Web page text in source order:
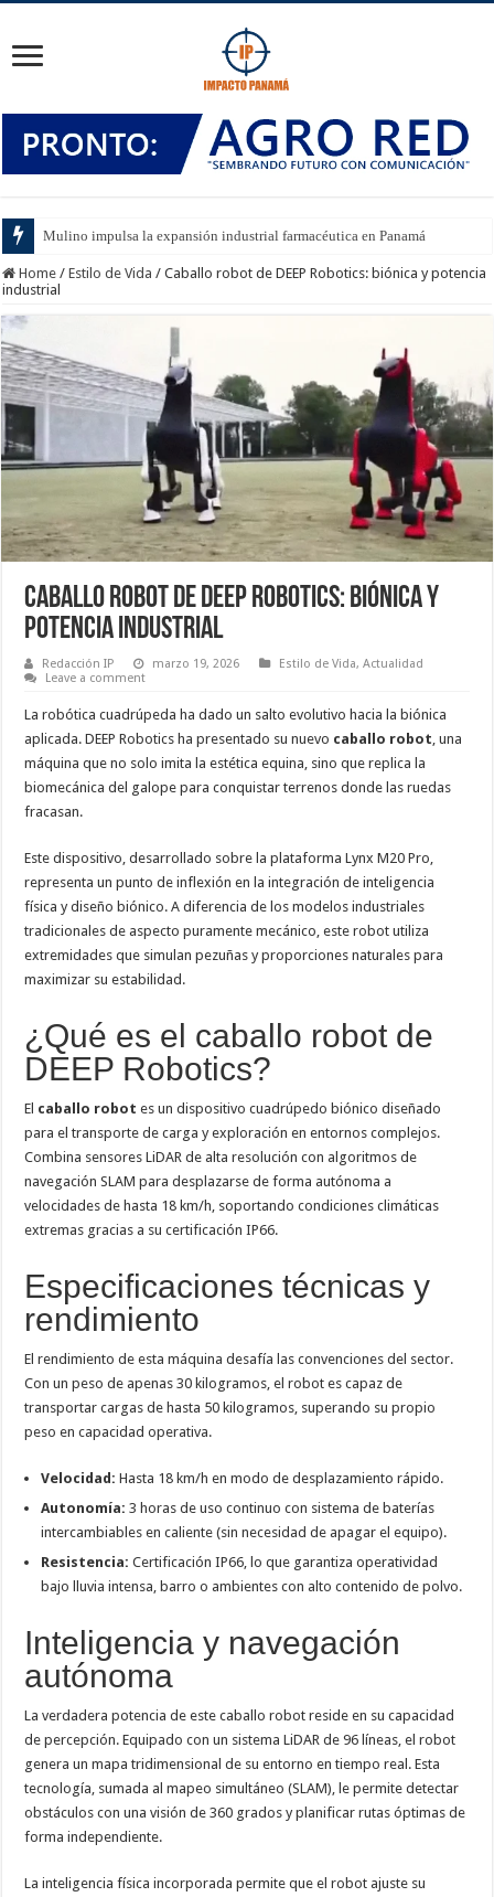
Mulino impulsa la expansión industrial farmacéutica en Panamá
Home / Estilo de Vida / Caballo robot de DEEP Robotics: biónica y potencia
industrial
Caballo robot de DEEP Robotics: biónica y
potencia industrial
Redacción IP marzo 19, 2026 Estilo de Vida,Actualidad
Leave a comment
La robótica cuadrúpeda ha dado un salto evolutivo hacia la biónica
aplicada. DEEP Robotics ha presentado su nuevo caballo robot , una
máquina que no solo imita la estética equina, sino que replica la
biomecánica del galope para conquistar terrenos donde las ruedas
fracasan.
Este dispositivo, desarrollado sobre la plataforma Lynx M20 Pro,
representa un punto de inflexión en la integración de inteligencia
física y diseño biónico. A diferencia de los modelos industriales
tradicionales de aspecto puramente mecánico, este robot utiliza
extremidades que simulan pezuñas y proporciones naturales para
maximizar su estabilidad.
¿Qué es el caballo robot de
DEEP Robotics?
El caballo robot es un dispositivo cuadrúpedo biónico diseñado
para el transporte de carga y exploración en entornos complejos.
Combina sensores LiDAR de alta resolución con algoritmos de
navegación SLAM para desplazarse de forma autónoma a
velocidades de hasta 18 km/h, soportando condiciones climáticas
extremas gracias a su certificación IP66.
Especificaciones técnicas y
rendimiento
El rendimiento de esta máquina desafía las convenciones del sector.
Con un peso de apenas 30 kilogramos, el robot es capaz de
transportar cargas de hasta 50 kilogramos, superando su propio
peso en capacidad operativa.
Velocidad: Hasta 18 km/h en modo de desplazamiento rápido.
Autonomía: 3 horas de uso continuo con sistema de baterías
intercambiables en caliente (sin necesidad de apagar el equipo).
Resistencia: Certificación IP66, lo que garantiza operatividad
bajo lluvia intensa, barro o ambientes con alto contenido de polvo.
Inteligencia y navegación
autónoma
La verdadera potencia de este caballo robot reside en su capacidad
de percepción. Equipado con un sistema LiDAR de 96 líneas, el robot
genera un mapa tridimensional de su entorno en tiempo real. Esta
tecnología, sumada al mapeo simultáneo (SLAM), le permite detectar
obstáculos con una visión de 360 grados y planificar rutas óptimas de
forma independiente.
La inteligencia física incorporada permite que el robot ajuste su